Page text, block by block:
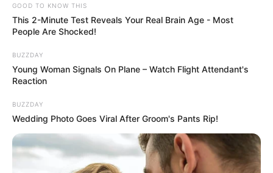
GOOD TO KNOW THIS
This 2-Minute Test Reveals Your Real Brain Age - Most
People Are Shocked!
BUZZDAY
Young Woman Signals On Plane – Watch Flight Attendant's
Reaction
BUZZDAY
Wedding Photo Goes Viral After Groom's Pants Rip!